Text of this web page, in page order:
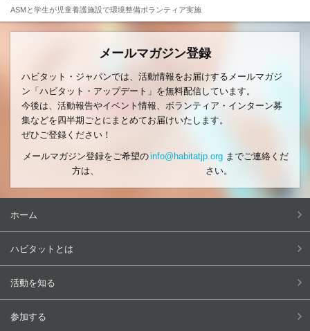
ASMと学生が児童養護施設で環境整備ボランティア実施
メールマガジン登録
ハビタット・ジャパンでは、活動情報をお届けするメールマガジ
ン「ハビタット・アップデート」を無料配信しています。
今後は、活動報告やイベント情報、ボランティア・インターン募
集などを四半期ごとにまとめてお届けいたします。
ぜひご登録ください！
メールマガジン登録をご希望の
方は、
info@habitatjp.orgまでご連絡くだ
さい。
ホーム
ハビタットとは
活動を知る
参加する